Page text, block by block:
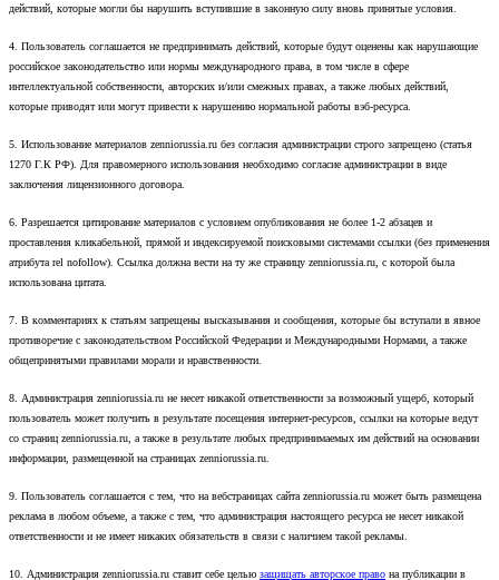
действий, которые могли бы нарушить вступившие в законную силу вновь принятые условия.
4. Пользователь соглашается не предпринимать действий, которые будут оценены как нарушающие
российское законодательство или нормы международного права, в том числе в сфере
интеллектуальной собственности, авторских и/или смежных правах, а также любых действий,
которые приводят или могут привести к нарушению нормальной работы вэб-ресурса.
5. Использование материалов zenniorussia.ru без согласия администрации строго запрещено (статья
1270 Г.К РФ). Для правомерного использования необходимо согласие администрации в виде
заключения лицензионного договора.
6. Разрешается цитирование материалов с условием опубликования не более 1-2 абзацев и
проставления кликабельной, прямой и индексируемой поисковыми системами ссылки (без применения
атрибута rel nofollow). Ссылка должна вести на ту же страницу zenniorussia.ru, с которой была
использована цитата.
7. В комментариях к статьям запрещены высказывания и сообщения, которые бы вступали в явное
противоречие с законодательством Российской Федерации и Международными Нормами, а также
общепринятыми правилами морали и нравственности.
8. Администрация zenniorussia.ru не несет никакой ответственности за возможный ущерб, который
пользователь может получить в результате посещения интернет-ресурсов, ссылки на которые ведут
со страниц zenniorussia.ru, а также в результате любых предпринимаемых им действий на основании
информации, размещенной на страницах zenniorussia.ru.
9. Пользователь соглашается с тем, что на вебстраницах сайта zenniorussia.ru может быть размещена
реклама в любом объеме, а также с тем, что администрация настоящего ресурса не несет никакой
ответственности и не имеет никаких обязательств в связи с наличием такой рекламы.
10. Администрация zenniorussia.ru ставит себе целью защищать авторское право на публикации в